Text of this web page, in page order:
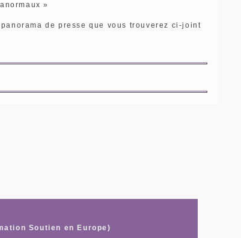
»
de presse que vous trouverez ci-joint
Soutien en Europe)